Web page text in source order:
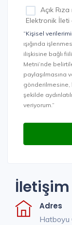
Açık
Elektronik
“Kişisel
ışığında
ilişkisine bağlı
Metni’nde
paylaşılmasına
gönderilmesine,
şekilde
veriyorum.”
Adres
Hatboyu